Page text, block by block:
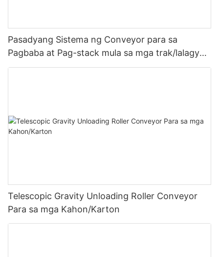
Pasadyang Sistema ng Conveyor para sa
Pagbaba at Pag-stack mula sa mga trak/lalagyan
patungo sa bodega
Telescopic Gravity Unloading Roller Conveyor
Para sa mga Kahon/Karton